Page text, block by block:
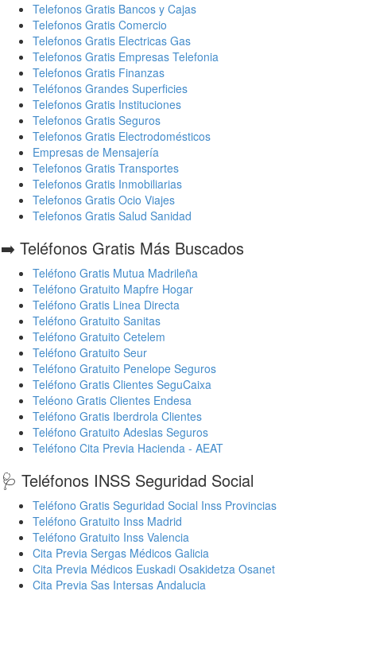
Telefonos Gratis Bancos y Cajas
Telefonos Gratis Comercio
Telefonos Gratis Electricas Gas
Telefonos Gratis Empresas Telefonia
Telefonos Gratis Finanzas
Teléfonos Grandes Superficies
Telefonos Gratis Instituciones
Telefonos Gratis Seguros
Telefonos Gratis Electrodomésticos
Empresas de Mensajería
Telefonos Gratis Transportes
Telefonos Gratis Inmobiliarias
Telefonos Gratis Ocio Viajes
Telefonos Gratis Salud Sanidad
➡️ Teléfonos Gratis Más Buscados
Teléfono Gratis Mutua Madrileña
Teléfono Gratuito Mapfre Hogar
Teléfono Gratis Linea Directa
Teléfono Gratuito Sanitas
Teléfono Gratuito Cetelem
Teléfono Gratuito Seur
Teléfono Gratuito Penelope Seguros
Teléfono Gratis Clientes SeguCaixa
Teléono Gratis Clientes Endesa
Teléfono Gratis Iberdrola Clientes
Teléfono Gratuito Adeslas Seguros
Teléfono Cita Previa Hacienda - AEAT
🩺 Teléfonos INSS Seguridad Social
Teléfono Gratis Seguridad Social Inss Provincias
Teléfono Gratuito Inss Madrid
Teléfono Gratuito Inss Valencia
Cita Previa Sergas Médicos Galicia
Cita Previa Médicos Euskadi Osakidetza Osanet
Cita Previa Sas Intersas Andalucia